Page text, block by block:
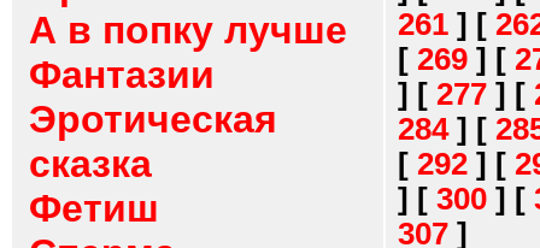
А в попку лучше
Фантазии
Эротическая
сказка
Фетиш
261 ] [
[ 269 ] [
] [ 277 ] [
284] [
[ 292 ] [
] [ 300 ] [
307 ]